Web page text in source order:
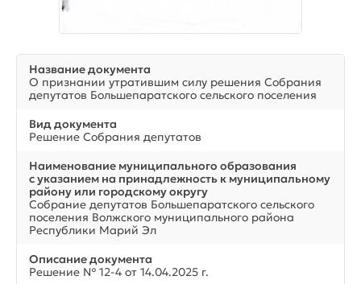
Название документа
О признании утратившим силу решения Собрания
депутатов Большепаратского сельского поселения
Вид документа
Решение Собрания депутатов
Наименование муниципального образования
с указанием на принадлежность к муниципальному
району или городскому округу
Собрание депутатов Большепаратского сельского
поселения Волжского муниципального района
Республики Марий Эл
Описание документа
Решение № 12-4 от 14.04.2025 г.